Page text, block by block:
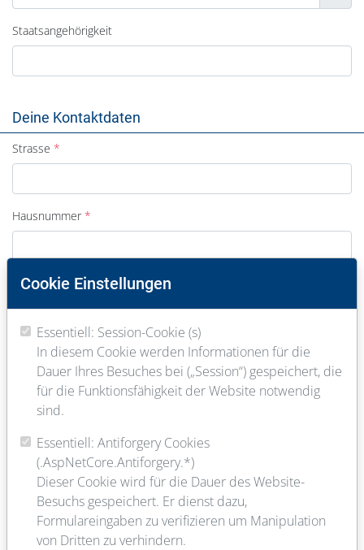
Staatsangehörigkeit
Deine Kontaktdaten
Strasse
Hausnummer
PLZ
E-Mail
Telefon
Cookie Einstellungen
Essentiell: Session-Cookie (s)
In diesem Cookie werden Informationen für die
Dauer Ihres Besuches bei („Session“) gespeichert, die
für die Funktionsfähigkeit der Website notwendig
sind.
Essentiell: Antiforgery Cookies
(.AspNetCore.Antiforgery.*)
Dieser Cookie wird für die Dauer des Website-
Besuchs gespeichert. Er dienst dazu,
Formulareingaben zu verifizieren um Manipulation
von Dritten zu verhindern.